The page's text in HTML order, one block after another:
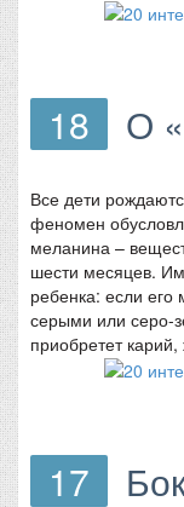
18 О
Все дети
феномен
меланина –
шести месяцев.
ребенка: если его
серыми или серо-
приобретет
17